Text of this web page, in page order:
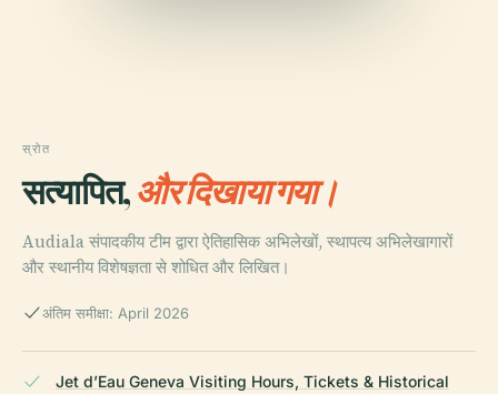
स्रोत
सत्यापित,और दिखाया गया।
Audiala संपादकीय टीम द्वारा ऐतिहासिक अभिलेखों, स्थापत्य अभिलेखागारों
और स्थानीय विशेषज्ञता से शोधित और लिखित।
अंतिम समीक्षा: April 2026
Jet d’Eau Geneva Visiting Hours, Tickets & Historical